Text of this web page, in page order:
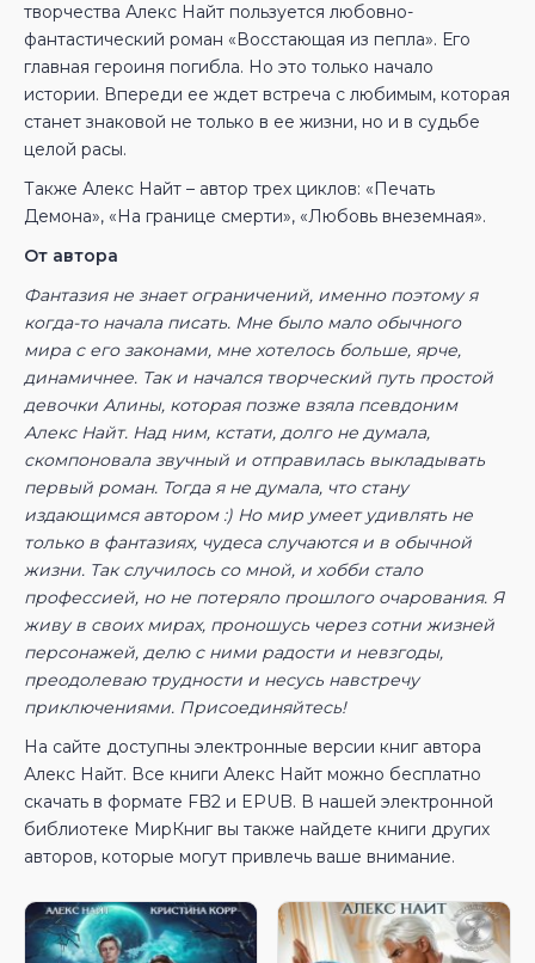
творчества Алекс Найт пользуется любовно-
фантастический роман «Восстающая из пепла». Его
главная героиня погибла. Но это только начало
истории. Впереди ее ждет встреча с любимым, которая
станет знаковой не только в ее жизни, но и в судьбе
целой расы.
Также Алекс Найт – автор трех циклов: «Печать
Демона», «На границе смерти», «Любовь внеземная».
От автора
Фантазия не знает ограничений, именно поэтому я
когда-то начала писать. Мне было мало обычного
мира с его законами, мне хотелось больше, ярче,
динамичнее. Так и начался творческий путь простой
девочки Алины, которая позже взяла псевдоним
Алекс Найт. Над ним, кстати, долго не думала,
скомпоновала звучный и отправилась выкладывать
первый роман. Тогда я не думала, что стану
издающимся автором :) Но мир умеет удивлять не
только в фантазиях, чудеса случаются и в обычной
жизни. Так случилось со мной, и хобби стало
профессией, но не потеряло прошлого очарования. Я
живу в своих мирах, проношусь через сотни жизней
персонажей, делю с ними радости и невзгоды,
преодолеваю трудности и несусь навстречу
приключениями. Присоединяйтесь!
На сайте доступны электронные версии книг автора
Алекс Найт. Все книги Алекс Найт можно бесплатно
скачать в формате FB2 и EPUB. В нашей электронной
библиотеке МирКниг вы также найдете книги других
авторов, которые могут привлечь ваше внимание.